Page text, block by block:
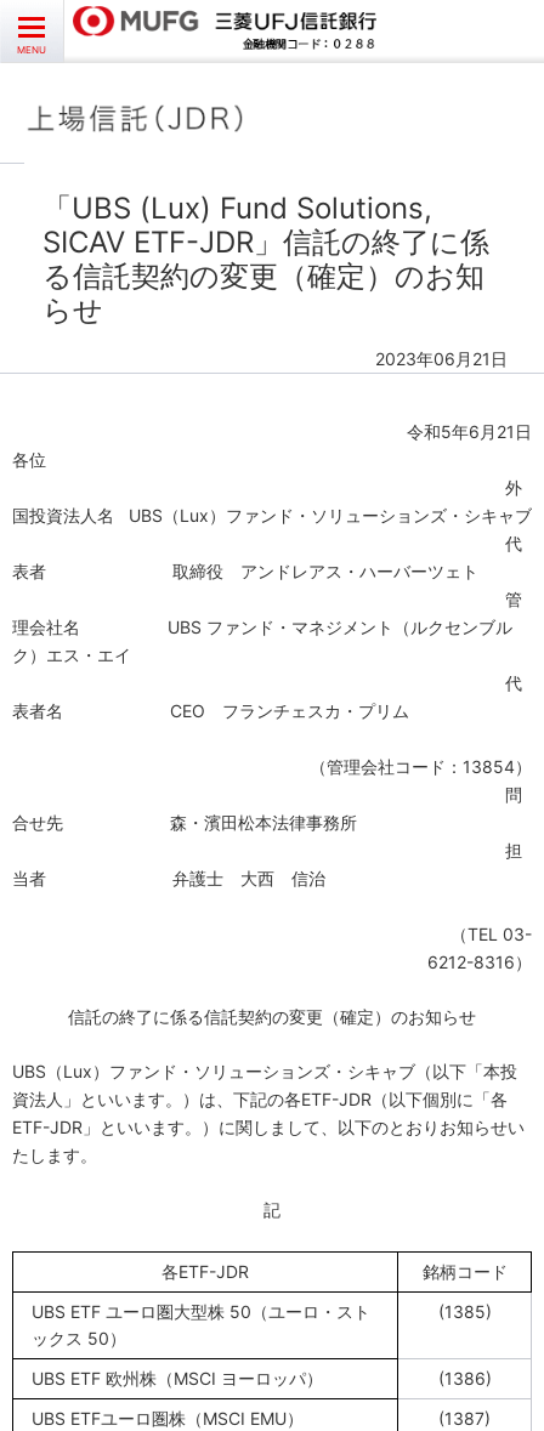
CLOSE
MENU
「UBS (Lux) Fund Solutions,
SICAV ETF-JDR」信託の終了に係
る信託契約の変更（確定）のお知
らせ
2023年06月21日
令和5年6 月 21 日
各位
外
国投資法人名
UBS （Lux）ファンド・ソリューションズ・シキャブ
代
表者
取締役 アンドレアス・ハーバーツェト
管
理会社名
UBS ファンド・マネジメント（ルクセンブル
ク）エス・エイ
代
表者名
CEO フランチェスカ・プリム
（管理会社コード： 13854）
問
合せ先
森・濱田松本法律事務所
担
当者
弁護士 大西 信治
（TEL 03-
6212-8316）
信託の終了に係る信託契約の変更（確定）のお知らせ
UBS （Lux）ファンド・ソリューションズ・シキャブ （以下 「本投
資法人 」 と いいます。 ） は 下記の各ETF-JDR （以下個別に「各
ETF-JDR 」といいます。 ） に関 し ま して 、以下のとおりお知らせい
たします。
記
各ETF-JDR
銘柄コード
UBS ETF ユーロ圏大型株 50 （ユーロ・スト
ックス 50）
(1385)
UBS ETF 欧州株（MSCI ヨーロッパ）
(1386)
UBS ETFユーロ圏株（MSCI EMU）
(1387)
受益者様向け
受託銘柄情報
お問い合わせ English